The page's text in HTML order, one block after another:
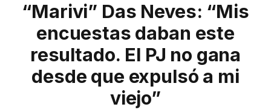
“Marivi” Das Neves: “Mis
encuestas daban este
resultado. El PJ no gana
desde que expulsó a mi
viejo”